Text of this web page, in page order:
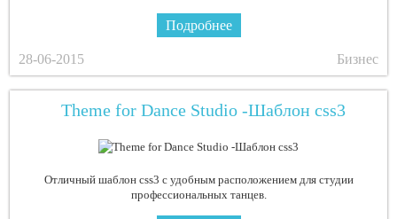
Подробнее
28-06-2015 Бизнес
Theme for Dance Studio -Шаблон css3
Отличный шаблон css3 с удобным расположением для студии
профессиональных танцев.